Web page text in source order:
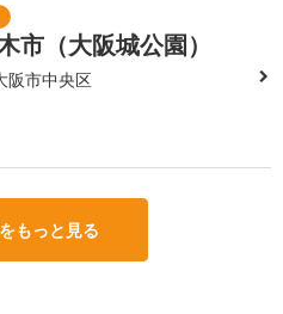
市（大阪城公園）
阪市中央区
もっと見る